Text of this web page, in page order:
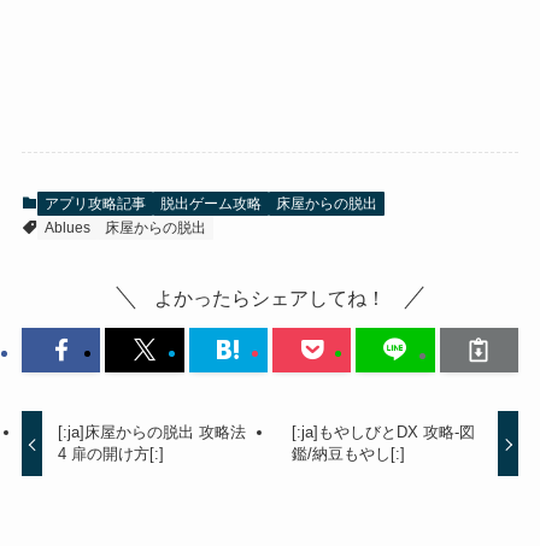
アプリ攻略記事 脱出ゲーム攻略
床屋からの脱出
Ablues
床屋からの脱出
よかったらシェアしてね！
[:ja]床屋からの脱出 攻略法
4 扉の開け方[:]
[:ja]もやしびとDX 攻略-図
鑑/納豆もやし[:]